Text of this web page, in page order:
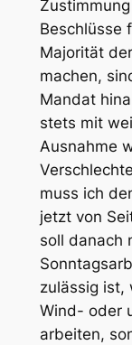
Beschlüsse
Majorität
machen,
Mandat
stets mit
Ausnahme
muss ich
jetzt von
soll danach
zulässig ist,
Wind- oder
arbeiten,